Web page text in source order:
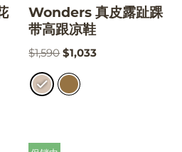
Wonders 真皮露趾踝
带高跟凉鞋
$1,590 $1,033